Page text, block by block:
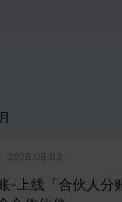
· 2026.08.03
-上线「合伙人分